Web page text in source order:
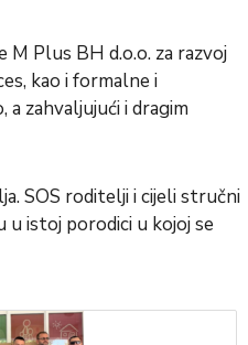
M Plus BH d.o.o. za razvoj
kao i formalne i
zahvaljujući i dragim
SOS roditelji i cijeli stručni
u istoj porodici u kojoj se